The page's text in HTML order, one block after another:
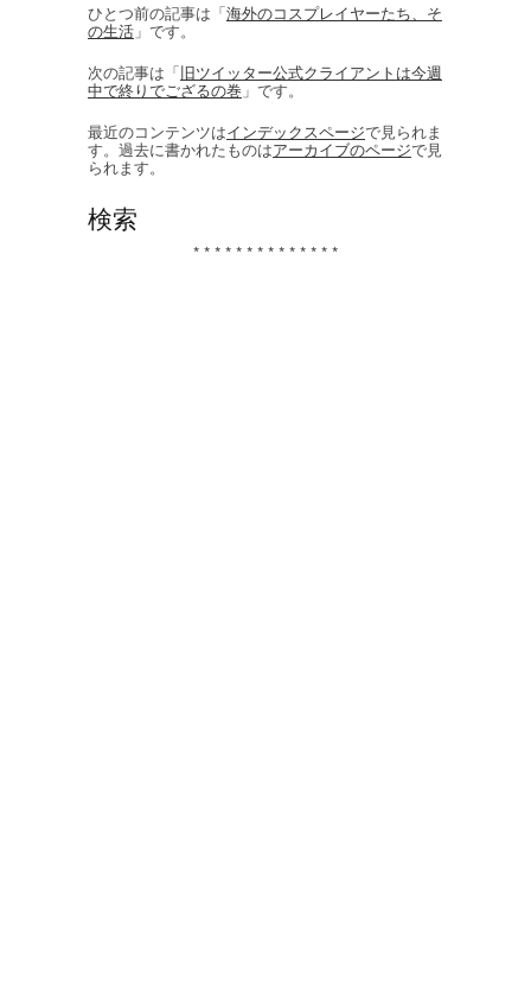
ひとつ前の記事は「海外のコスプレイヤーたち、そ
の生活 」です。
次の記事は「旧ツイッター公式クライアントは今週
中で終りでござるの巻 」です。
最近のコンテンツはインデックスページで見られま
す。過去に書かれたものはアーカイブのページで見
られます。
検索
* * * * * * * * * * * * * *